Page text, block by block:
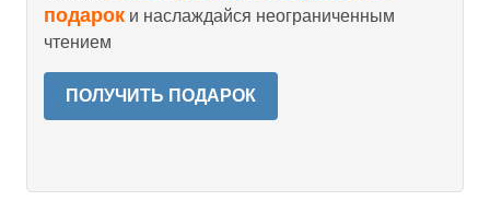
подарок и наслаждайся неограниченным
чтением
ПОЛУЧИТЬ ПОДАРОК